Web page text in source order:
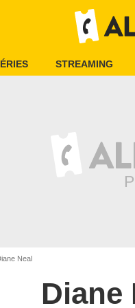
STREAMING
Neal
Diane